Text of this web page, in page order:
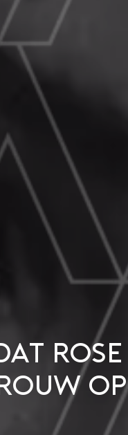
Rose
op